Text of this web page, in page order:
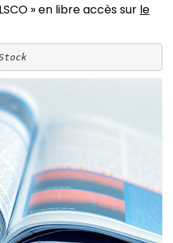
» en libre accès sur le